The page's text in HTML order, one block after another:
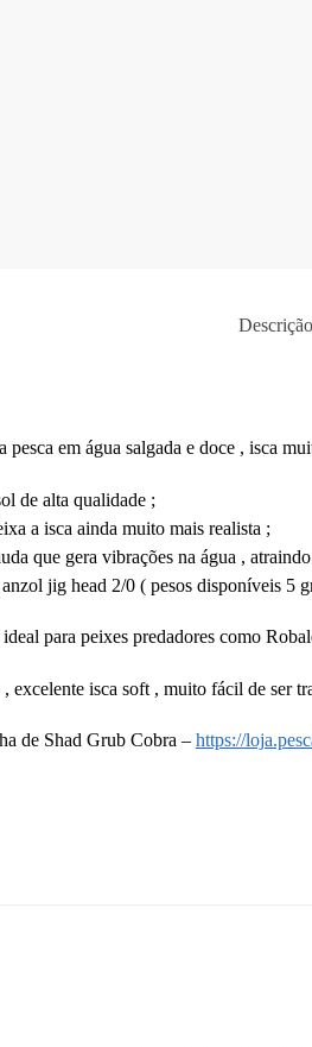
Descrição
pesca em água salgada e doce , isca
de alta qualidade ;
a isca ainda muito mais realista ;
que gera vibrações na água ,
jig head 2/0 ( pesos disponíveis 5
para peixes predadores como
excelente isca soft , muito fácil de ser
de Shad Grub Cobra – https://